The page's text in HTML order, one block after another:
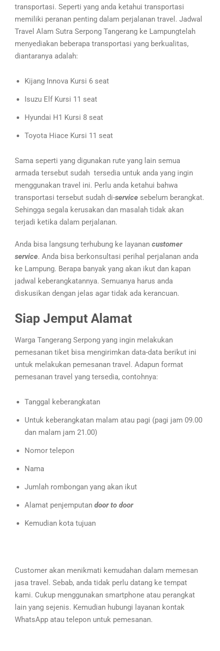
transportasi. Seperti yang anda ketahui transportasi
memiliki peranan penting dalam perjalanan travel. Jadwal
Travel Alam Sutra Serpong Tangerang ke Lampungtelah
menyediakan beberapa transportasi yang berkualitas,
diantaranya adalah:
Kijang Innova Kursi 6 seat
Isuzu Elf Kursi 11 seat
Hyundai H1 Kursi 8 seat
Toyota Hiace Kursi 11 seat
Sama seperti yang digunakan rute yang lain semua
armada tersebut sudah tersedia untuk anda yang ingin
menggunakan travel ini. Perlu anda ketahui bahwa
transportasi tersebut sudah di-service sebelum berangkat.
Sehingga segala kerusakan dan masalah tidak akan
terjadi ketika dalam perjalanan.
Anda bisa langsung terhubung ke layanan customer
service. Anda bisa berkonsultasi perihal perjalanan anda
ke Lampung. Berapa banyak yang akan ikut dan kapan
jadwal keberangkatannya. Semuanya harus anda
diskusikan dengan jelas agar tidak ada kerancuan.
Siap Jemput Alamat
Warga Tangerang Serpong yang ingin melakukan
pemesanan tiket bisa mengirimkan data-data berikut ini
untuk melakukan pemesanan travel. Adapun format
pemesanan travel yang tersedia, contohnya:
Tanggal keberangkatan
Untuk keberangkatan malam atau pagi (pagi jam 09.00
dan malam jam 21.00)
Nomor telepon
Nama
Jumlah rombongan yang akan ikut
Alamat penjemputan door to door
Kemudian kota tujuan
Customer akan menikmati kemudahan dalam memesan
jasa travel. Sebab, anda tidak perlu datang ke tempat
kami. Cukup menggunakan smartphone atau perangkat
lain yang sejenis. Kemudian hubungi layanan kontak
WhatsApp atau telepon untuk pemesanan.